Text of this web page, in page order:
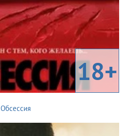
18+
Обсессия